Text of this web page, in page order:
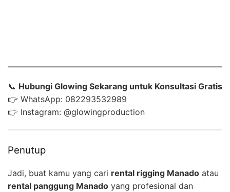
📞 Hubungi Glowing Sekarang untuk Konsultasi Gratis
👉 WhatsApp: 082293532989
👉 Instagram: @glowingproduction
Penutup
Jadi, buat kamu yang cari rental rigging Manado atau
rental panggung Manado yang profesional dan